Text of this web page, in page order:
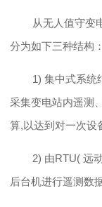
从无人值守变
分为如下三种结构：
1) 集中式系统
采集变电站内遥测
算,以达到对一次设
2) 由RTU( 远
后台机进行遥测数